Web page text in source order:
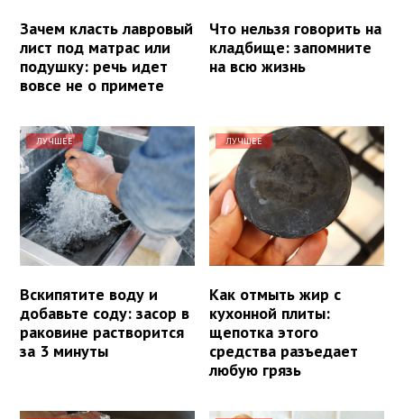
Зачем класть лавровый
лист под матрас или
подушку: речь идет
вовсе не о примете
Что нельзя говорить на
кладбище: запомните
на всю жизнь
ЛУЧШЕЕ
Вскипятите воду и
добавьте соду: засор в
раковине растворится
за 3 минуты
ЛУЧШЕЕ
Как отмыть жир с
кухонной плиты:
щепотка этого
средства разъедает
любую грязь